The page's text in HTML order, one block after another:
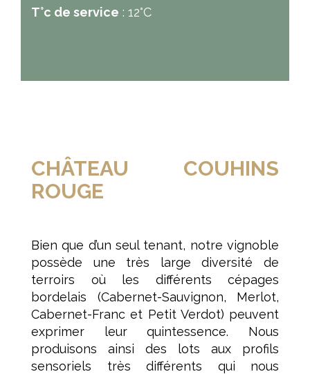
T°c de service : 12°C
CHÂTEAU COUHINS
ROUGE
Bien que d’un seul tenant, notre vignoble
possède une très large diversité de
terroirs où les différents cépages
bordelais (Cabernet-Sauvignon, Merlot,
Cabernet-Franc et Petit Verdot) peuvent
exprimer leur quintessence. Nous
produisons ainsi des lots aux profils
sensoriels très différents qui nous